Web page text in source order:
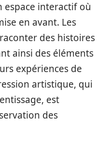
espace interactif où
en avant. Les
des histoires
ainsi des éléments
expériences de
artistique, qui
est
des